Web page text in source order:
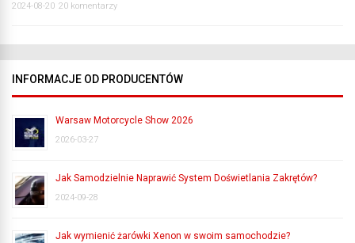
2024-08-20 20 komentarzy
INFORMACJE OD PRODUCENTÓW
Warsaw Motorcycle Show 2026
2026-03-27
Jak Samodzielnie Naprawić System Doświetlania Zakrętów?
2024-09-28
Jak wymienić żarówki Xenon w swoim samochodzie?